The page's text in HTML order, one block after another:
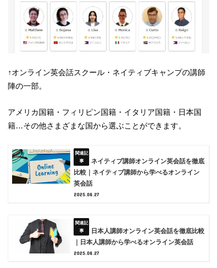
↑オンライン英会話スクール・ネイティブキャンプの講師
陣の一部。
アメリカ国籍・フィリピン国籍・イタリア国籍・日本国
籍…その他さまざまな国から選ぶことができます。
ネイティブ講師オンライン英会話を徹底
比較｜ネイティブ講師から学べるオンライン
英会話
2025.08.27
日本人講師オンライン英会話を徹底比較
｜日本人講師から学べるオンライン英会話
2025.08.27